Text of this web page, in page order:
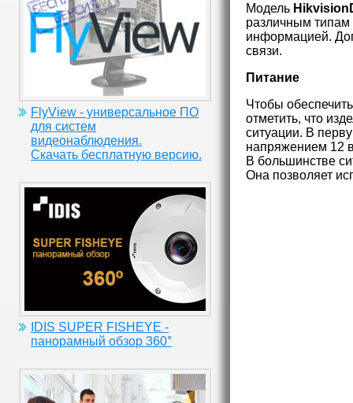
FlyView - универсальное ПО
для систем
видеонаблюдения.
Скачать бесплатную версию.
IDIS SUPER FISHEYE -
панорамный обзор 360°
Модель Hikvision
различным типам
информацией.
связи.
Питание
Чтобы
отметить, что
ситуации. В
напряжением 12
В большинстве
Она позволяет